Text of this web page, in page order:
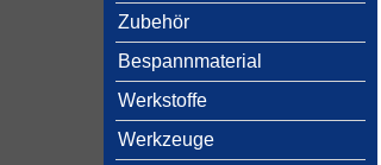
Zubehör
Bespannmaterial
Werkstoffe
Werkzeuge